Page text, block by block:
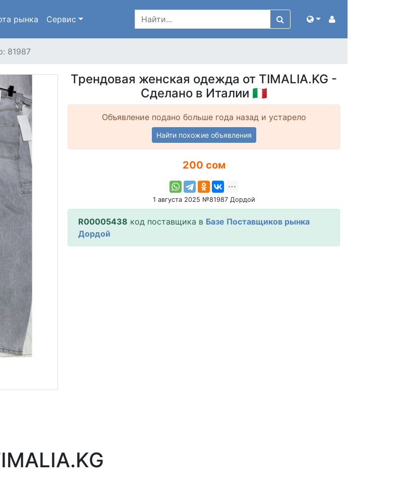
рынка Сервис
81987
Трендовая женская одежда от TIMALIA.KG -
Сделано в Италии 🇮🇹
Объявление подано больше года назад и устарело
Найти похожие объявления
200 сом
1 августа 2025 №81987 Дордой
R00005438 код поставщика в Базе Поставщиков рынка
Дордой